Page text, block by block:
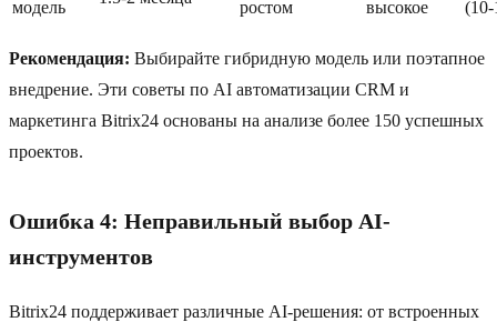
модель ростом высокое (10-
Рекомендация: Выбирайте гибридную модель или поэтапное
внедрение. Эти советы по AI автоматизации CRM и
маркетинга Bitrix24 основаны на анализе более 150 успешных
проектов.
Ошибка 4: Неправильный выбор AI-
инструментов
Bitrix24 поддерживает различные AI-решения: от встроенных